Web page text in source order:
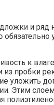
и ряд
обязательно
к
пробки
уложить
Этим